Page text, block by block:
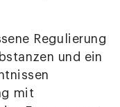
Regulierung
und ein
mit